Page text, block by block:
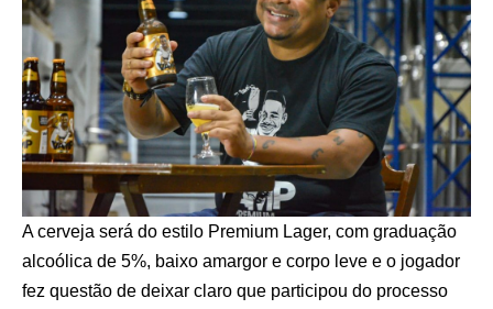
A cerveja será do estilo Premium Lager, com graduação
alcoólica de 5%, baixo amargor e corpo leve e o jogador
fez questão de deixar claro que participou do processo